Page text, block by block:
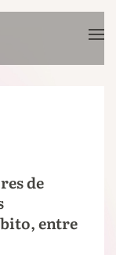
de
entre